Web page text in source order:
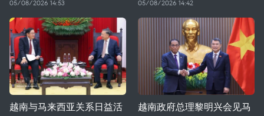
05/08/2026 14:53 05/08/2026 14:42
越南与马来西亚关系日益活
越南政府总理黎明兴会见马